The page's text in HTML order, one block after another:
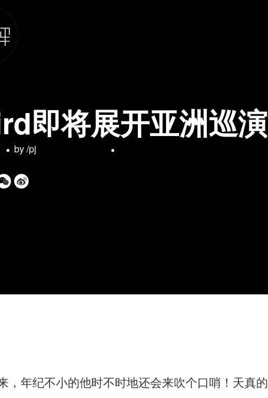
即将展开亚洲巡演
by/pj
年纪不小的他时不时地还会来吹个口哨！天真的